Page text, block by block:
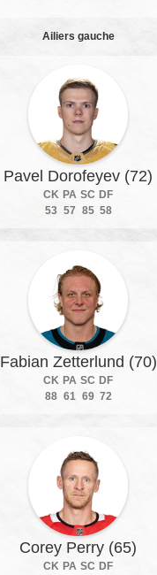
Ailiers gauche
Pavel Dorofeyev (72)
CK PA SC DF
53 57 85 58
Fabian Zetterlund (70)
CK PA SC DF
88 61 69 72
Corey Perry (65)
CK PA SC DF